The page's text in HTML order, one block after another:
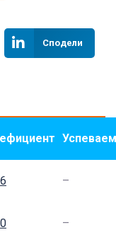
Сподели
–
–